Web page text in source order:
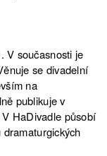
V současnosti je
se divadelní
na
publikuje v
HaDivadle působí